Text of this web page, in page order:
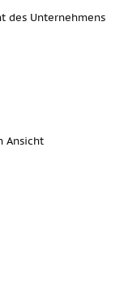
des Unternehmens
Ansicht